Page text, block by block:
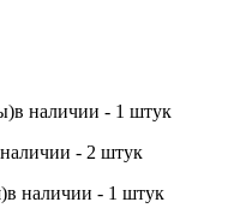
в наличии - 1 штук
- 2 штук
в наличии - 1 штук